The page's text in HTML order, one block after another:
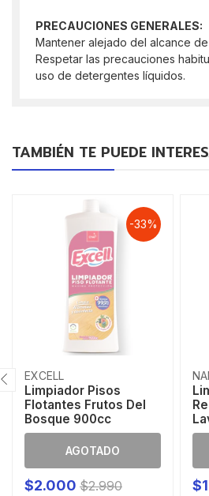
PRECAUCIONES GENERALES:
Mantener alejado del alcance de
Respetar las precauciones
uso de detergentes líquidos.
TAMBIÉN TE PUEDE
-33%
EXCELL
Limpiador Pisos
Flotantes Frutos Del
Bosque 900cc
AGOTADO
$2.000 $2.990